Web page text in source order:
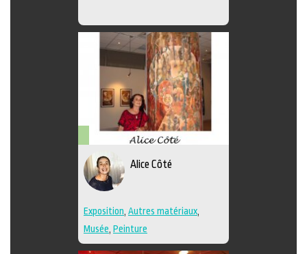
Arts
visuels
Alice Côté
Exposition Autres matériaux
Musée Peinture